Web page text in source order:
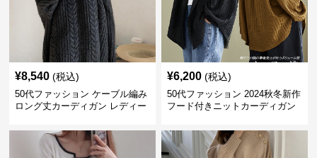
¥8,540 (税込)
50代ファッション ケーブル編み
ロング丈カーディガン レディー
¥6,200 (税込)
50代ファッション 2024秋冬新作
フード付きニットカーディガン